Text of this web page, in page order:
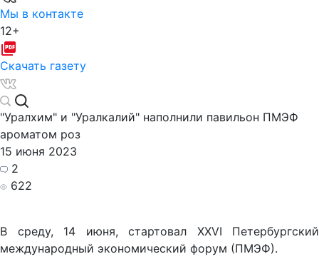
Мы в контакте
12+
Скачать газету
"Уралхим" и "Уралкалий" наполнили павильон ПМЭФ
ароматом роз
15 июня 2023
2
622
В среду, 14 июня, стартовал XXVI Петербургский
международный экономический форум (ПМЭФ).